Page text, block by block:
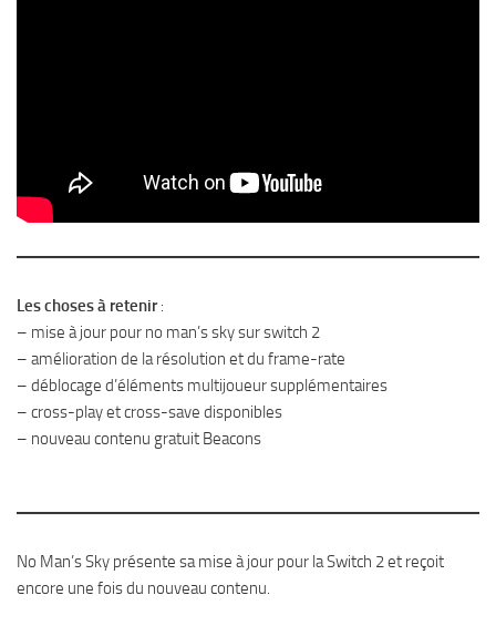
Les choses à retenir:
– mise à jour pour no man’s sky sur switch 2
– amélioration de la résolution et du frame-rate
– déblocage d’éléments multijoueur supplémentaires
– cross-play et cross-save disponibles
– nouveau contenu gratuit Beacons
No Man’s Sky présente sa mise à jour pour la Switch 2 et reçoit
encore une fois du nouveau contenu.